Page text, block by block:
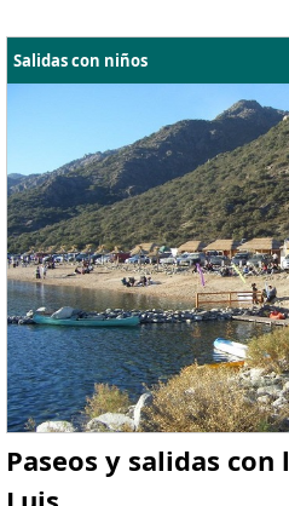
Salidas con niños
Paseos y salidas con